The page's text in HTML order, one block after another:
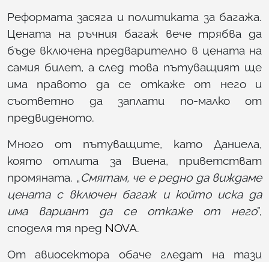
Реформата засяга и политиката за багажа.
Цената на ръчния багаж вече трябва да
бъде включена предварително в цената на
самия билет, а след това пътуващият ще
има правото да се откаже от него и
съответно да заплати по-малко от
предвиденото.
Много от пътуващите, като Даниела,
която отлита за Виена, приветстват
промяната. „Смятам, че е редно да виждаме
цената с включен багаж и който иска да
има вариант да се откаже от него”,
споделя тя пред NOVA.
От авиосектора обаче гледат на тази